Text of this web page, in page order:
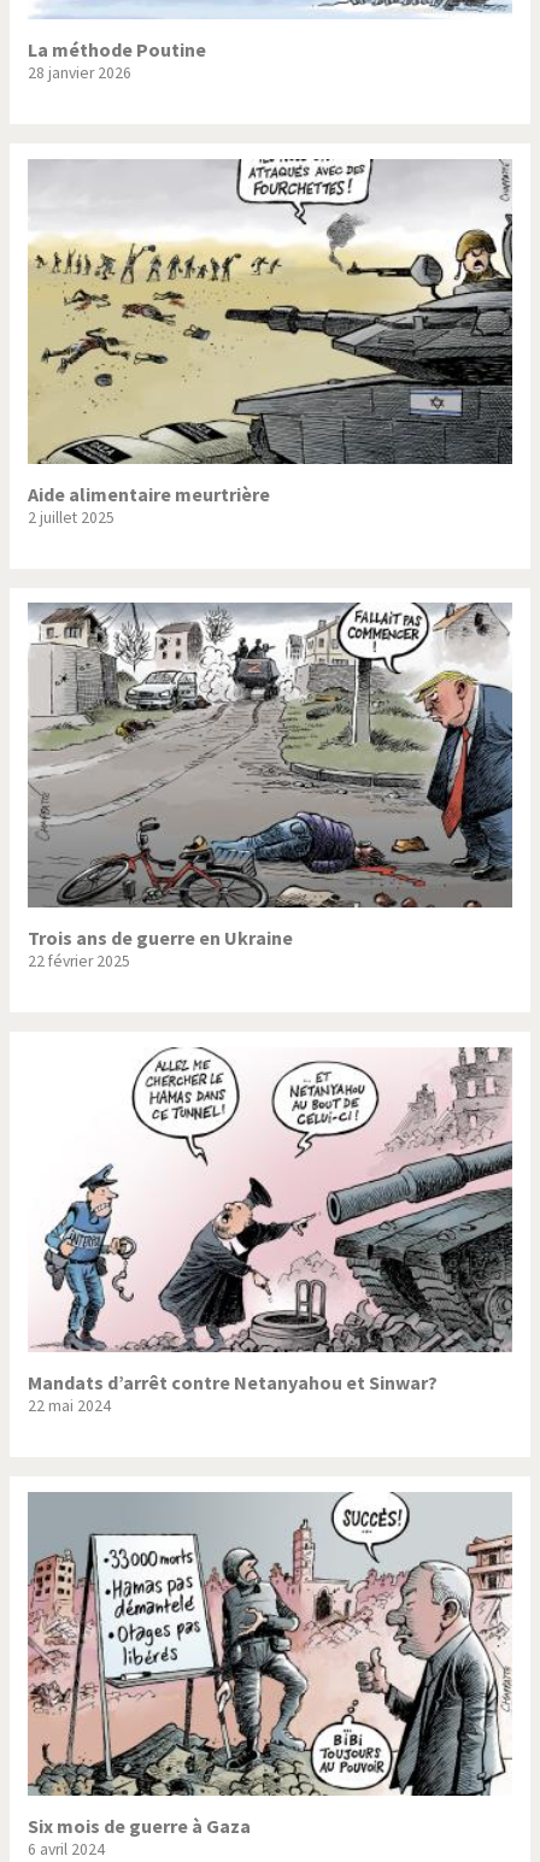
Souvenir de Fukushima
Vous avez dit "Islam"?
La méthode Poutine
28 janvier 2026
Aide alimentaire meurtrière
2 juillet 2025
Trois ans de guerre en Ukraine
22 février 2025
Mandats d’arrêt contre Netanyahou et Sinwar?
22 mai 2024
Six mois de guerre à Gaza
6 avril 2024